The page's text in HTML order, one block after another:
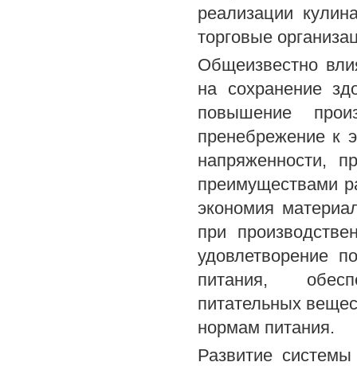
реализации
торговые
Общеизвестно
на сохранение
повышение
пренебрежение к
напряженности,
преимуществами
экономия
при
удовлетворение
питания,
питательных
нормам питания.
Развитие